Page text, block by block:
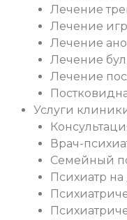
Лечение
Лечение
Лечение
Лечение
Лечение
Услуги
Врач-
Семейный
Психиатр